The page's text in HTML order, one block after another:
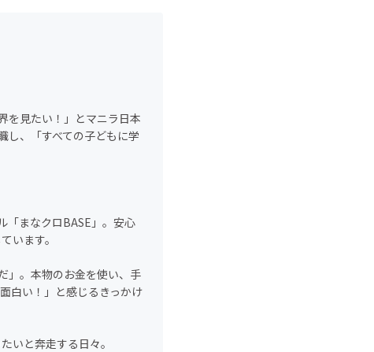
を見たい！」とマニラ日本
、「すべての子どもに学
「まなクロBASE」。安心
います。
」。本物のお金を使い、手
白い！」と感じるきっかけ
いと奔走する日々。